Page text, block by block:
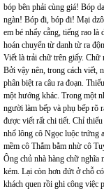
bóp bên phải cùng giá! Bóp
ngàn! Bóp đi, bóp đi! Mại
em bé nhẩy cẫng, tiếng rao
hoán chuyển từ danh từ ra
Viết là trải chữ trên giấy.
Bởi vậy nên, trong cách viết,
phân biệt ra câu ra đoạn.
một hướng khác. Trong một
người làm bếp và phụ bếp rõ
được viết rất chi tiết. Chỉ
nhổ lông cô Ngọc luộc trứng
mềm cô Thắm bằm nhừ cô
Ông chủ nhà hàng chữ nghĩa
kém. Lại còn hơn đứt ở chỗ
khách quen rồi ghi công việc